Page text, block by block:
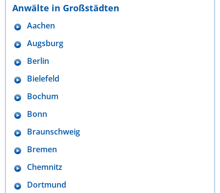
Anwälte in Großstädten
Aachen
Augsburg
Berlin
Bielefeld
Bochum
Bonn
Braunschweig
Bremen
Chemnitz
Dortmund